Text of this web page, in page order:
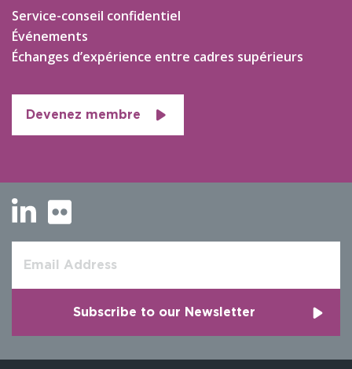
Service-conseil confidentiel
Événements
Échanges d’expérience entre cadres supérieurs
Devenez membre